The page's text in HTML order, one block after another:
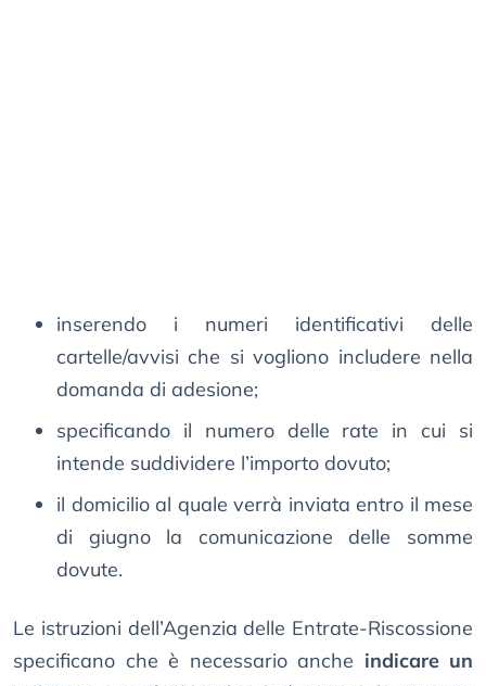
inserendo i numeri identificativi delle
cartelle/avvisi che si vogliono includere nella
domanda di adesione;
specificando il numero delle rate in cui si
intende suddividere l’importo dovuto;
il domicilio al quale verrà inviata entro il mese
di giugno la comunicazione delle somme
dovute.
Le istruzioni dell’Agenzia delle Entrate-Riscossione
specificano che è necessario anche indicare un